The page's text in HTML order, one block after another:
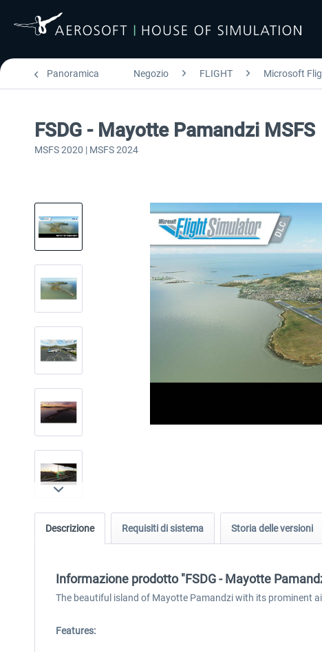
Panoramica Negozio FLIGHT Microsoft
FSDG - Mayotte Pamandzi MSFS
MSFS 2020 | MSFS 2024
Descrizione Requisiti di sistema Storia delle versioni
Informazione prodotto "FSDG - Mayotte
The beautiful island of Mayotte Pamandzi with its prominent
Features: